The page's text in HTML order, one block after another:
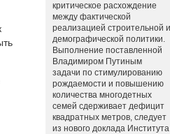
критическое расхождение
между фактической
реализацией строительной и
демографической политики.
Выполнение поставленной
Владимиром Путиным
задачи по стимулированию
рождаемости и повышению
количества многодетных
семей сдерживает дефицит
квадратных метров, следует
из нового доклада Института